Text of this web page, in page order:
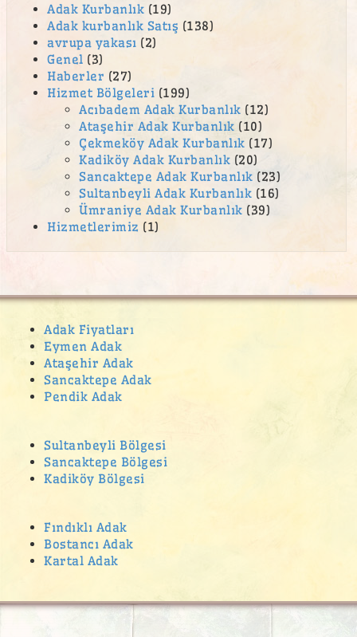
Adak Kurbanlık (19)
Adak kurbanlık Satış (138)
avrupa yakası (2)
Genel (3)
Haberler (27)
Hizmet Bölgeleri (199)
Acıbadem Adak Kurbanlık (12)
Ataşehir Adak Kurbanlık (10)
Çekmeköy Adak Kurbanlık (17)
Kadiköy Adak Kurbanlık (20)
Sancaktepe Adak Kurbanlık (23)
Sultanbeyli Adak Kurbanlık (16)
Ümraniye Adak Kurbanlık (39)
Hizmetlerimiz (1)
Adak Fiyatları
Eymen Adak
Ataşehir Adak
Sancaktepe Adak
Pendik Adak
Sultanbeyli Bölgesi
Sancaktepe Bölgesi
Kadiköy Bölgesi
Fındıklı Adak
Bostancı Adak
Kartal Adak